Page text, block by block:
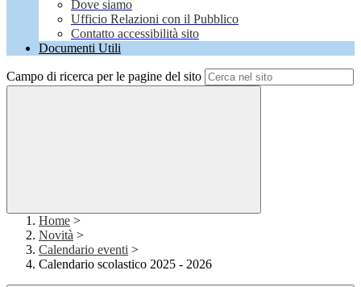
Dove siamo
Ufficio Relazioni con il Pubblico
Contatto accessibilità sito
Documenti Utili
Campo di ricerca per le pagine del sito
Home >
Novità >
Calendario eventi >
Calendario scolastico 2025 - 2026